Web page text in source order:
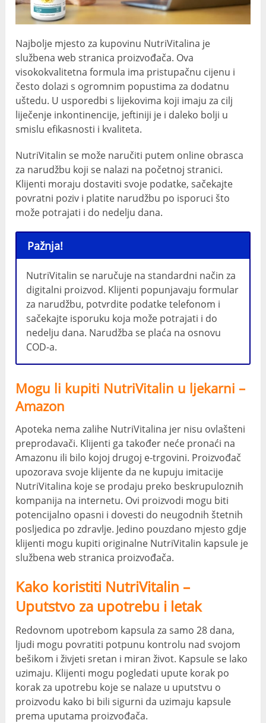
Najbolje mjesto za kupovinu NutriVitalina je
službena web stranica proizvođača. Ova
visokokvalitetna formula ima pristupačnu cijenu i
često dolazi s ogromnim popustima za dodatnu
uštedu. U usporedbi s lijekovima koji imaju za cilj
liječenje inkontinencije, jeftiniji je i daleko bolji u
smislu efikasnosti i kvaliteta.
NutriVitalin se može naručiti putem online obrasca
za narudžbu koji se nalazi na početnoj stranici.
Klijenti moraju dostaviti svoje podatke, sačekajte
povratni poziv i platite narudžbu po isporuci što
može potrajati i do nedelju dana.
Pažnja!
NutriVitalin se naručuje na standardni način za
digitalni proizvod. Klijenti popunjavaju formular
za narudžbu, potvrdite podatke telefonom i
sačekajte isporuku koja može potrajati i do
nedelju dana. Narudžba se plaća na osnovu
COD-a.
Mogu li kupiti NutriVitalin u ljekarni –
Amazon
Apoteka nema zalihe NutriVitalina jer nisu ovlašteni
preprodavači. Klijenti ga također neće pronaći na
Amazonu ili bilo kojoj drugoj e-trgovini. Proizvođač
upozorava svoje klijente da ne kupuju imitacije
NutriVitalina koje se prodaju preko beskrupuloznih
kompanija na internetu. Ovi proizvodi mogu biti
potencijalno opasni i dovesti do neugodnih štetnih
posljedica po zdravlje. Jedino pouzdano mjesto gdje
klijenti mogu kupiti originalne NutriVitalin kapsule je
službena web stranica proizvođača.
Kako koristiti NutriVitalin –
Uputstvo za upotrebu i letak
Redovnom upotrebom kapsula za samo 28 dana,
ljudi mogu povratiti potpunu kontrolu nad svojom
bešikom i živjeti sretan i miran život. Kapsule se lako
uzimaju. Klijenti mogu pogledati upute korak po
korak za upotrebu koje se nalaze u uputstvu o
proizvodu kako bi bili sigurni da uzimaju kapsule
prema uputama proizvođača.